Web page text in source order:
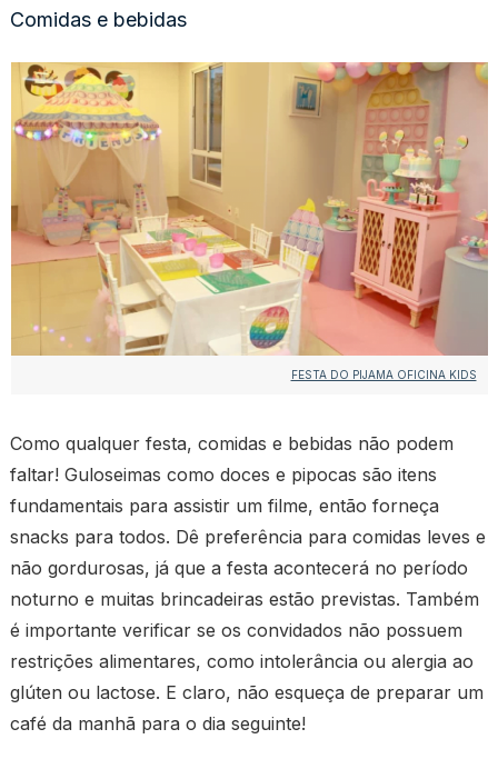
Comidas e bebidas
FESTA DO PIJAMA OFICINA KIDS
Como qualquer festa, comidas e bebidas não podem
faltar! Guloseimas como doces e pipocas são itens
fundamentais para assistir um filme, então forneça
snacks para todos. Dê preferência para comidas leves e
não gordurosas, já que a festa acontecerá no período
noturno e muitas brincadeiras estão previstas. Também
é importante verificar se os convidados não possuem
restrições alimentares, como intolerância ou alergia ao
glúten ou lactose. E claro, não esqueça de preparar um
café da manhã para o dia seguinte!